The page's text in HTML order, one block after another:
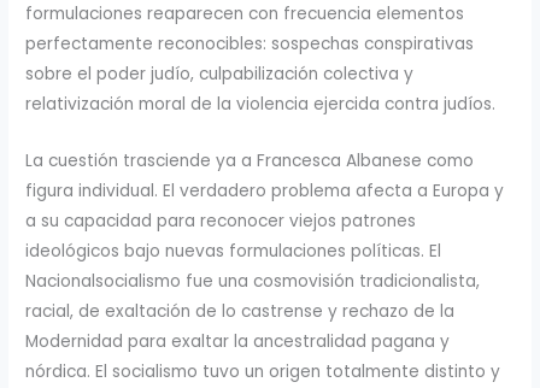
formulaciones reaparecen con frecuencia elementos
perfectamente reconocibles: sospechas conspirativas
sobre el poder judío, culpabilización colectiva y
relativización moral de la violencia ejercida contra judíos.
La cuestión trasciende ya a Francesca Albanese como
figura individual. El verdadero problema afecta a Europa y
a su capacidad para reconocer viejos patrones
ideológicos bajo nuevas formulaciones políticas. El
Nacionalsocialismo fue una cosmovisión tradicionalista,
racial, de exaltación de lo castrense y rechazo de la
Modernidad para exaltar la ancestralidad pagana y
nórdica. El socialismo tuvo un origen totalmente distinto y